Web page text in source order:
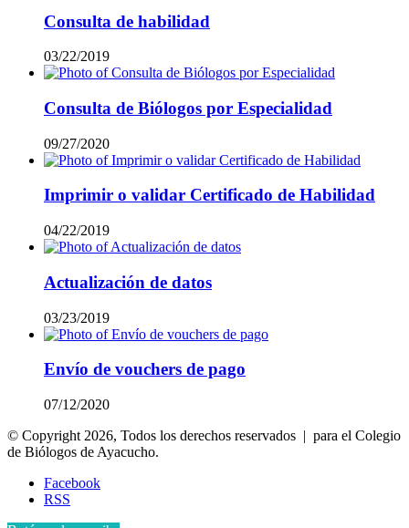
Consulta de habilidad
03/22/2019
Consulta de Biólogos por Especialidad
09/27/2020
Imprimir o validar Certificado de Habilidad
04/22/2019
Actualización de datos
03/23/2019
Envío de vouchers de pago
07/12/2020
© Copyright 2026, Todos los derechos reservados | para el Colegio
de Biólogos de Ayacucho.
Facebook
RSS